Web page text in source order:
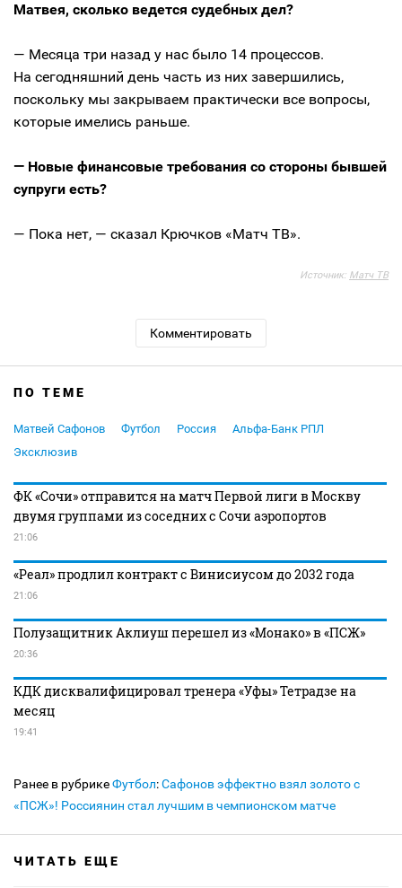
Матвея, сколько ведется судебных дел?
— Месяца три назад у нас было 14 процессов.
На сегодняшний день часть из них завершились,
поскольку мы закрываем практически все вопросы,
которые имелись раньше.
— Новые финансовые требования со стороны бывшей
супруги есть?
— Пока нет, — сказал Крючков «Матч ТВ».
Источник: Матч ТВ
Комментировать
ПО ТЕМЕ
Матвей Сафонов Футбол Россия
Альфа-Банк РПЛ
Эксклюзив
ФК «Сочи» отправится на матч Первой лиги в Москву
двумя группами из соседних с Сочи аэропортов
21:06
«Реал» продлил контракт с Винисиусом до 2032 года
21:06
Полузащитник Аклиуш перешел из «Монако» в «ПСЖ»
20:36
КДК дисквалифицировал тренера «Уфы» Тетрадзе на
месяц
19:41
Ранее в рубрикеФутбол:Сафонов эффектно взял золото с
«ПСЖ»! Россиянин стал лучшим в чемпионском матче
ЧИТАТЬ ЕЩЕ